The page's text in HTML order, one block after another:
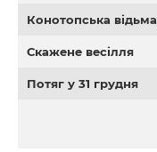
Конотопська відьма
Скажене весілля
Потяг у 31 грудня